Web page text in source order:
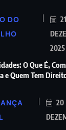
DO
21
2025
O Que É,
e Quem Tem
20